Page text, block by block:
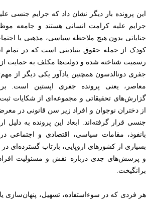
این پرونده بار دیگر نشان داد که جرایم جنسی
جرایم علیه کرامت انسانی هستند و جامعه
جنایاتی بدون هیچ ملاحظه سیاسی، مذهبی یا
کودک از جمله حقوق بنیادینی است که در تمام
رسمیت شناخته شده و دولت‌ها مکلف به حمایت از
جفری دونالدسون همچنین یادآور یکی دیگر از
معاصر، یعنی پرونده جفری اپستین است.
گزارش‌های تحقیقاتی و مجموعه‌ای از شکایات
از دختران نوجوان و افراد زیر سن قانونی در
جنسی قرار گرفته‌اند. ابعاد این پرونده به دلیل
بانفوذ، مقامات سیاسی، اقتصادی و اجتماعی در
بسیاری از کشورهای اروپایی، بازتاب گسترده‌ای
و پرسش‌های جدی درباره نقش و مسئولیت افراد
برانگیخت.
هر فردی که در سوءاستفاده، تسهیل، پنهان‌سازی